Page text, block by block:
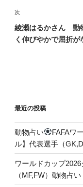
ゲ
ー
シ
次
の
投
次
綾瀬はるかさん 動
く伸びやかで屈折
最近の投稿
動物占い
FAFAワ
ル】代表選手（
ワールドカップ
（MF,FW）動物占い